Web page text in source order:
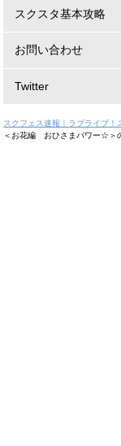
スクスタ基本攻略
お問い合わせ
Twitter
スクフェス速報｜ラブライブ！
＜お花編 おひさまパワー☆＞